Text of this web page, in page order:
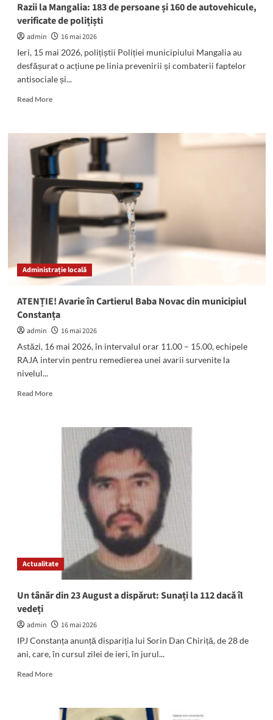
Razii la Mangalia: 183 de persoane și 160 de autovehicule,
verificate de polițiști
admin
16 mai 2026
Ieri, 15 mai 2026, polițiștii Poliției municipiului Mangalia au
desfășurat o acțiune pe linia prevenirii și combaterii faptelor
antisociale și...
Read MoreRead
Razii
la
Mangalia:
183
de
persoane
și
160
de
autovehicule,
de
polițiști
Administrație locală
ATENȚIE! Avarie în Cartierul Baba Novac din municipiul
Constanța
admin
16 mai 2026
Astăzi, 16 mai 2026, în intervalul orar 11.00 – 15.00, echipele
RAJA intervin pentru remedierea unei avarii survenite la
nivelul...
Read MoreRead
ATENȚIE!
Cartierul
municipiul
Constanța
Actualitate
Un tânăr din 23 August a dispărut: Sunați la 112 dacă îl
vedeți
admin
16 mai 2026
IPJ Constanța anunță dispariția lui Sorin Dan Chiriță, de 28 de
ani, care, în cursul zilei de ieri, în jurul...
Read MoreRead
Un